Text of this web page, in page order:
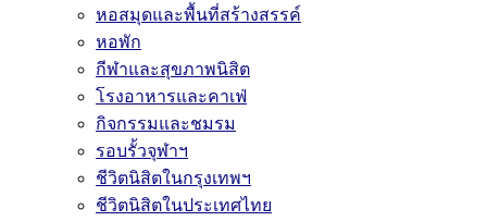
หอสมุดและพื้นที่สร้างสรรค์
หอพัก
กีฬาและสุขภาพนิสิต
โรงอาหารและคาเฟ่
กิจกรรมและชมรม
รอบรั้วจุฬาฯ
ชีวิตนิสิตในกรุงเทพฯ
ชีวิตนิสิตในประเทศไทย